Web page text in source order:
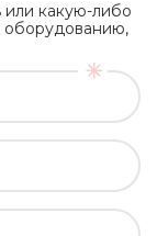
или какую-либо
оборудованию,